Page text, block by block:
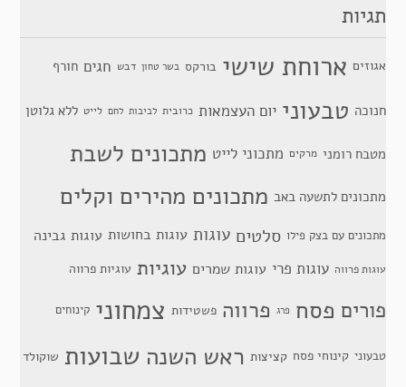
תגיות
אגוזים ארוחת שישי בורקס בשר טחון דבש חגים חורף
חנוכה טבעוני יום העצמאות כרובית לביבות לחם לייט ללא גלוטן
מטבח רומני מרקים מתכוני לייט מתכונים לשבת
מתכונים לתשעה באב מתכונים מהירים וקלים
מתכונים עם בצק פילו סלטים עוגות עוגות בחושות עוגות גבינה
עוגות פרווה עוגות פרי עוגות שמרים עוגיות עוגיות פרווה
פורים פסח פרג פרווה פשטידות צמחוני קינוחים
טבעוני קינוחי פסח קציצות ראש השנה שבועות שוקולד